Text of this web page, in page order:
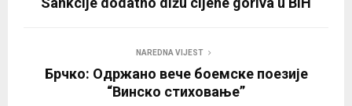
NAREDNA VIJEST
Брчко: Одржано вече боемске поезије
“Винско стиховање”